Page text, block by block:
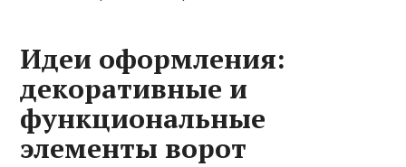
Идеи оформления:
декоративные и
функциональные
элементы ворот